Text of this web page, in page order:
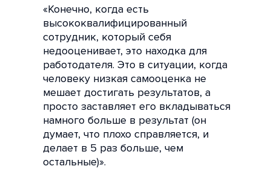
«Конечно, когда есть
высококвалифицированный
сотрудник, который себя
недооценивает, это находка для
работодателя. Это в ситуации, когда
человеку низкая самооценка не
мешает достигать результатов, а
просто заставляет его вкладываться
намного больше в результат (он
думает, что плохо справляется, и
делает в 5 раз больше, чем
остальные)».